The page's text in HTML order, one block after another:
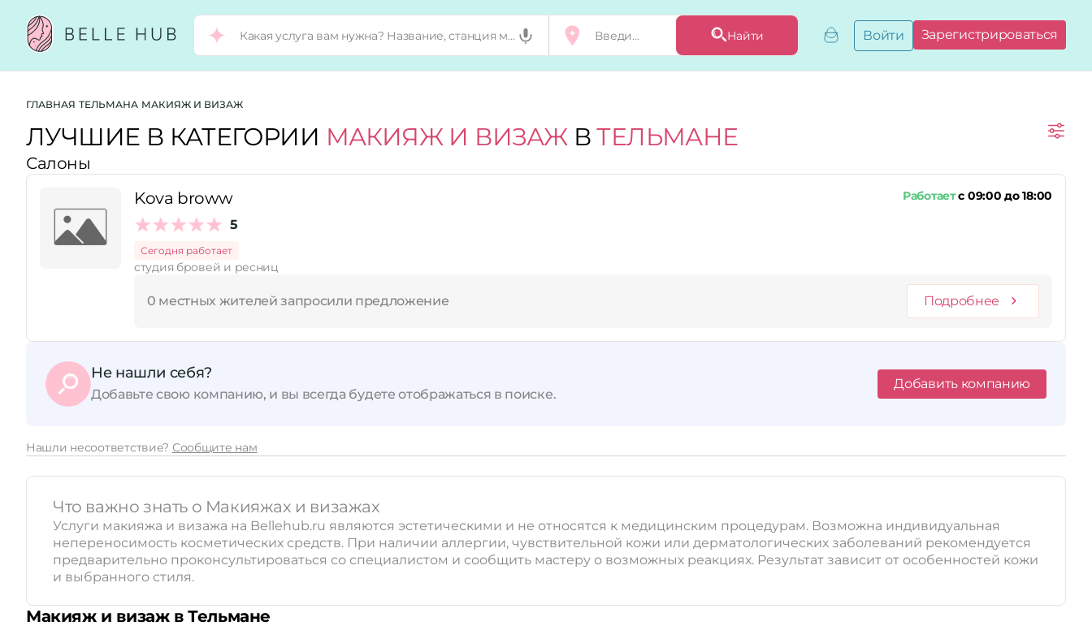
Найти
Добавить,
Сертификаты
Войти Зарегистрироваться
Город:
Категории:
Услуги:
Стоимость услуг:
Принимает сертификаты
Сбросить
ГЛАВНАЯ ТЕЛЬМАНА МАКИЯЖ И ВИЗАЖ
ЛУЧШИЕ В КАТЕГОРИИ МАКИЯЖ И ВИЗАЖВТЕЛЬМАНЕ
Салоны
Kova broww
5
Сегодня работает
Работаетс 09:00 до 18:00
студия бровей и ресниц
0 местных жителей запросили предложение Подробнее
Не нашли себя?
Добавьте свою компанию, и вы всегда будете отображаться в поиске.
Добавить компанию
Нашли несоответствие? Сообщите нам
Что важно знать о Макияжах и визажах
Услуги макияжа и визажа на Bellehub.ru являются эстетическими и не относятся к медицинским процедурам. Возможна индивидуальная
непереносимость косметических средств. При наличии аллергии, чувствительной кожи или дерматологических заболеваний рекомендуется
предварительно проконсультироваться со специалистом и сообщить мастеру о возможных реакциях. Результат зависит от особенностей кожи
и выбранного стиля.
Макияж и визаж в Тельмане